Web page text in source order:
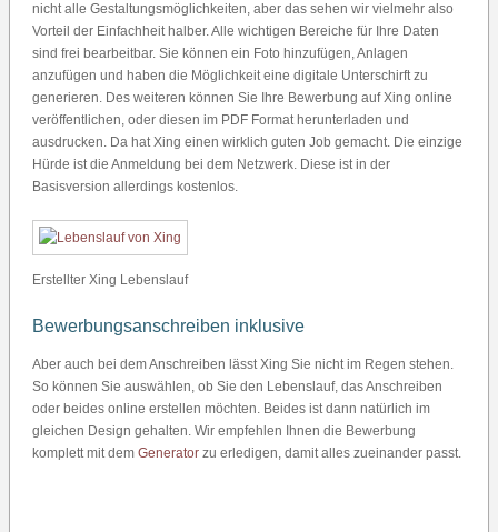
nicht alle Gestaltungsmöglichkeiten, aber das sehen wir vielmehr also
Vorteil der Einfachheit halber. Alle wichtigen Bereiche für Ihre Daten
sind frei bearbeitbar. Sie können ein Foto hinzufügen, Anlagen
anzufügen und haben die Möglichkeit eine digitale Unterschirft zu
generieren. Des weiteren können Sie Ihre Bewerbung auf Xing online
veröffentlichen, oder diesen im PDF Format herunterladen und
ausdrucken. Da hat Xing einen wirklich guten Job gemacht. Die einzige
Hürde ist die Anmeldung bei dem Netzwerk. Diese ist in der
Basisversion allerdings kostenlos.
Erstellter Xing Lebenslauf
Bewerbungsanschreiben inklusive
Aber auch bei dem Anschreiben lässt Xing Sie nicht im Regen stehen.
So können Sie auswählen, ob Sie den Lebenslauf, das Anschreiben
oder beides online erstellen möchten. Beides ist dann natürlich im
gleichen Design gehalten. Wir empfehlen Ihnen die Bewerbung
komplett mit dem Generator zu erledigen, damit alles zueinander passt.